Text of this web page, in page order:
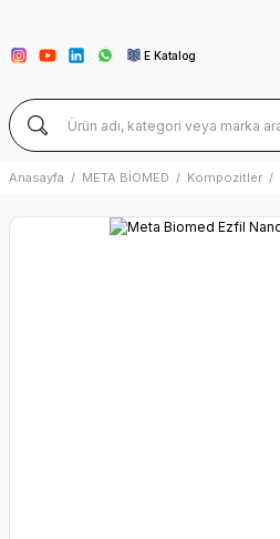
E Katalog
Anasayfa META BİOMED Kompozitler